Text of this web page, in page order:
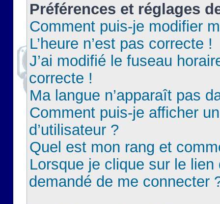
Préférences et réglages
Comment puis-je modifier
L’heure n’est pas correcte !
J’ai modifié le fuseau
correcte !
Ma langue n’apparaît pas
Comment puis-je afficher
d’utilisateur ?
Quel est mon rang et
Lorsque je clique sur le lien
demandé de me connecter